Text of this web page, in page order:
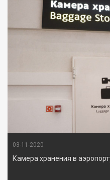
03-11-2020
Камера хранения в